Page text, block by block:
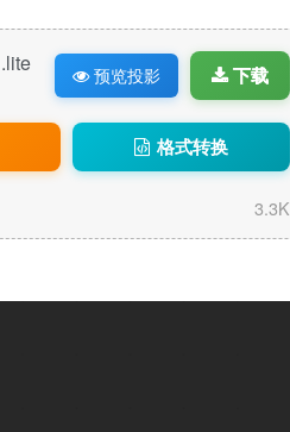
预览投影 下载
格式转换
3.3K